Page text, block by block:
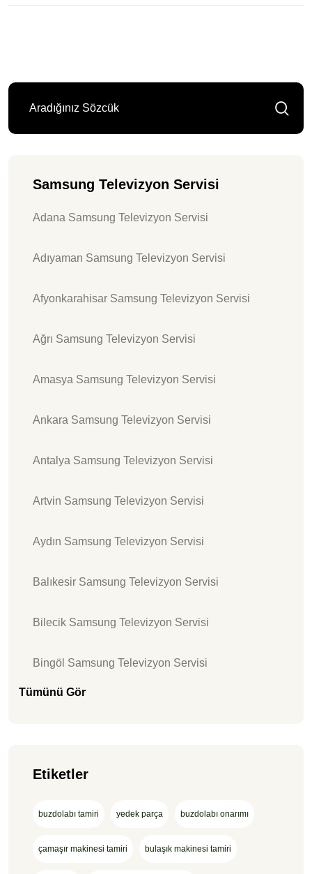
Samsung Televizyon Servisi
Adana Samsung Televizyon Servisi
Adıyaman Samsung Televizyon Servisi
Afyonkarahisar Samsung Televizyon Servisi
Ağrı Samsung Televizyon Servisi
Amasya Samsung Televizyon Servisi
Ankara Samsung Televizyon Servisi
Antalya Samsung Televizyon Servisi
Artvin Samsung Televizyon Servisi
Aydın Samsung Televizyon Servisi
Balıkesir Samsung Televizyon Servisi
Bilecik Samsung Televizyon Servisi
Bingöl Samsung Televizyon Servisi
Tümünü Gör
Etiketler
buzdolabı tamiri yedek parça buzdolabı onarımı
çamaşır makinesi tamiri bulaşık makinesi tamiri